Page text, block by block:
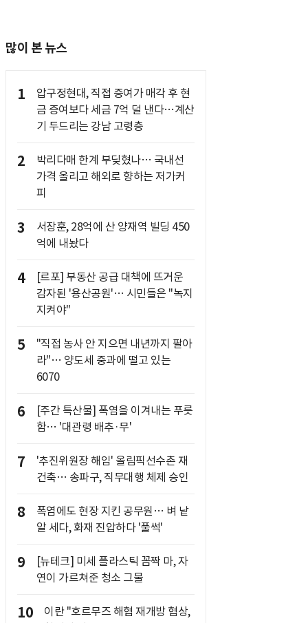
많이 본 뉴스
1
압구정현대, 직접 증여가 매각 후 현
금 증여보다 세금 7억 덜 낸다…계산
기 두드리는 강남 고령층
2
박리다매 한계 부딪혔나… 국내선
가격 올리고 해외로 향하는 저가커
피
3
서장훈, 28억에 산 양재역 빌딩 450
억에 내놨다
4
[르포] 부동산 공급 대책에 뜨거운
감자된 '용산공원'… 시민들은 "녹지
지켜야"
5
"직접 농사 안 지으면 내년까지 팔아
라"… 양도세 중과에 떨고 있는
6070
6
[주간 특산물] 폭염을 이겨내는 푸릇
함… '대관령 배추·무'
7
'추진위원장 해임' 올림픽선수촌 재
건축… 송파구, 직무대행 체제 승인
8
폭염에도 현장 지킨 공무원… 벼 낱
알 세다, 화재 진압하다 '풀썩'
9
[뉴테크] 미세 플라스틱 꼼짝 마, 자
연이 가르쳐준 청소 그물
10
이란 "호르무즈 해협 재개방 협상,